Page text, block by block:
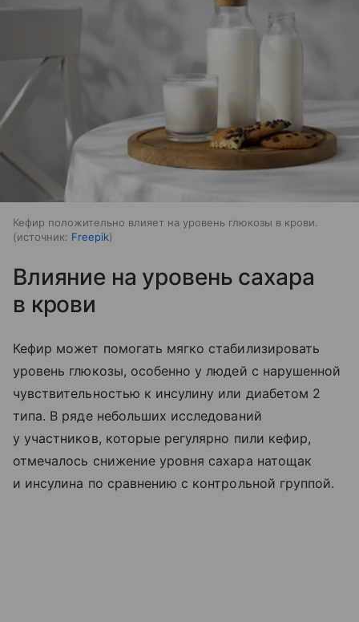
Кефир положительно влияет на уровень глюкозы в крови.
источник: Freepik
Влияние на уровень сахара
в крови
Кефир может помогать мягко стабилизировать
уровень глюкозы, особенно у людей с нарушенной
чувствительностью к инсулину или диабетом 2
типа. В ряде небольших исследований
у участников, которые регулярно пили кефир,
отмечалось снижение уровня сахара натощак
и инсулина по сравнению с контрольной группой.